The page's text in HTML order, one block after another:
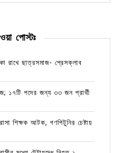
পোস্টঃ
রাখে ছাত্রসমাজ- প্রেসক্লাব
১৭টি পদের জন্য ৩৩ জন প্রার্থী
শিক্ষক আটক, গণপিটুনির চেষ্টায়